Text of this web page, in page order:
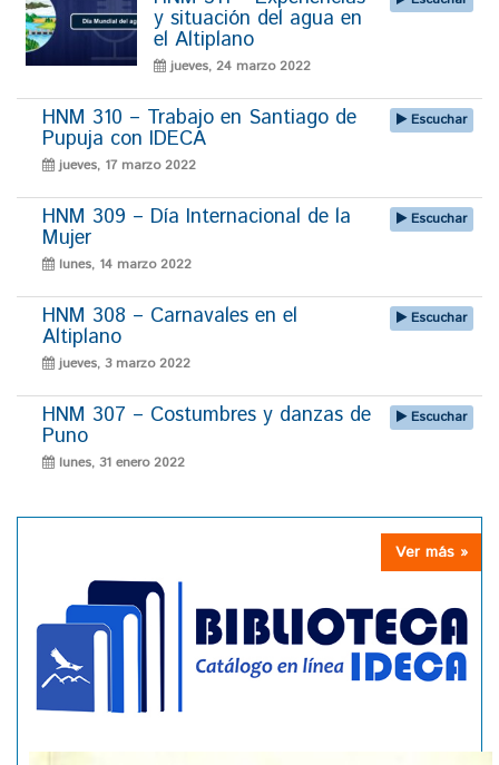
y situación del agua en
el Altiplano
jueves, 24 marzo 2022
HNM 310 – Trabajo en Santiago de
Pupuja con IDECA
jueves, 17 marzo 2022
Escuchar
HNM 309 – Día Internacional de la
Mujer
lunes, 14 marzo 2022
Escuchar
HNM 308 – Carnavales en el
Altiplano
jueves, 3 marzo 2022
Escuchar
HNM 307 – Costumbres y danzas de
Puno
lunes, 31 enero 2022
Escuchar
Ver más »